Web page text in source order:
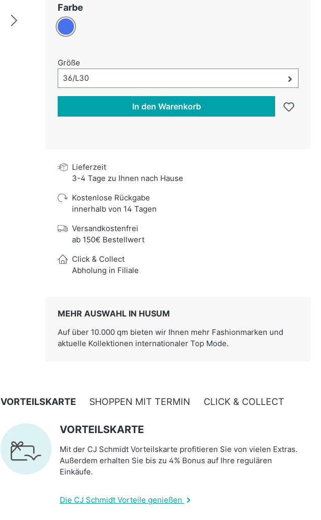
Farbe
Blau
Größe
Größe-Auswahl öffnen, aktuell ausgewählt:
36/L30
In den Warenkorb
Lieferzeit
3-4 Tage zu Ihnen nach Hause
Kostenlose Rückgabe
innerhalb von 14 Tagen
Versandkostenfrei
ab 150€ Bestellwert
Click & Collect
Abholung in Filiale
MEHR AUSWAHL IN HUSUM
Auf über 10.000 qm bieten wir Ihnen mehr Fashionmarken und
aktuelle Kollektionen internationaler Top Mode.
VORTEILSKARTE SHOPPEN MIT TERMIN CLICK & COLLECT
VORTEILSKARTE
Mit der CJ Schmidt Vorteilskarte profitieren Sie von vielen Extras.
Außerdem erhalten Sie bis zu 4% Bonus auf Ihre regulären
Einkäufe.
Die CJ Schmidt Vorteile genießen